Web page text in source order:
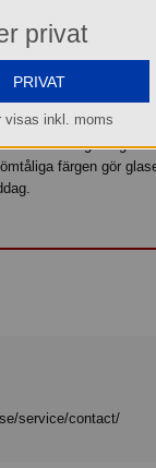
nya saker. Happy
Med det färgade
färgen gör
service/contact/
privat
PRIVAT
visas inkl. moms